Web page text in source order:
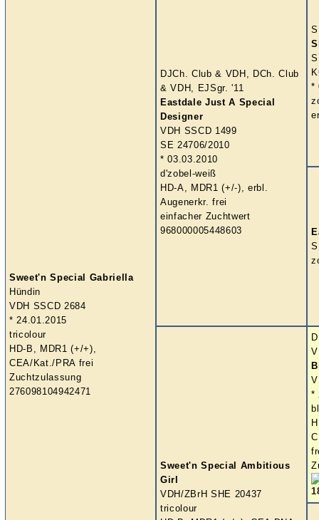
Sweet'n Special Gabriella
Hündin
VDH SSCD 2684
* 24.01.2015
tricolour
HD-B, MDR1 (+/+),
CEA/Kat./PRA frei
Zuchtzulassung
276098104942471
DJCh. Club & VDH, DCh. Club
& VDH, EJSgr. '11
Eastdale Just A Special
Designer
VDH SSCD 1499
SE 24706/2010
* 03.03.2010
d'zobel-weiß
HD-A, MDR1 (+/-), erbl.
Augenerkr. frei
einfacher Zuchtwert
968000005448603
*
Sweet'n Special Ambitious
Girl
VDH/ZBrH SHE 20437
tricolour
*